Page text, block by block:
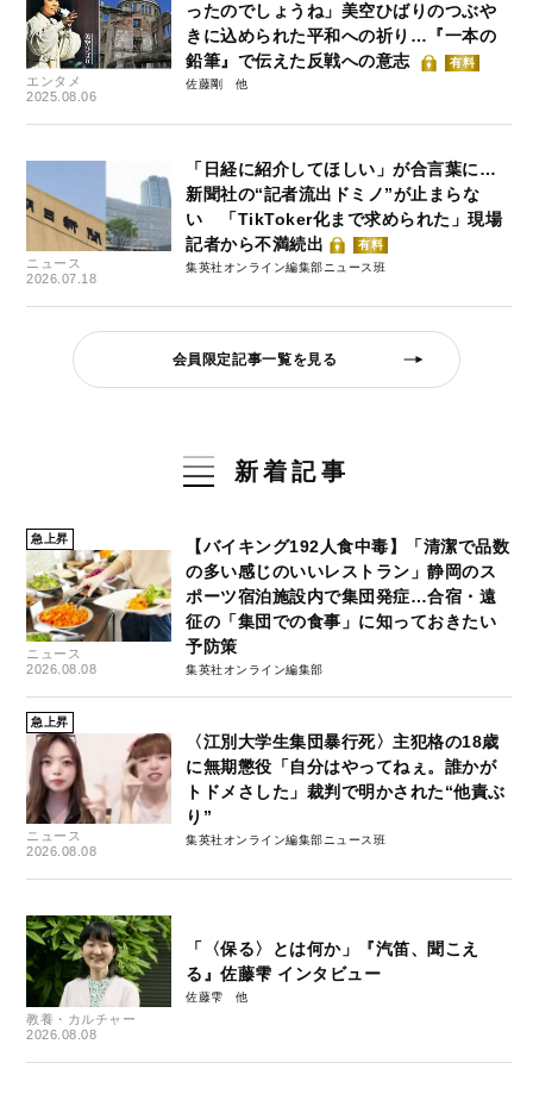
エンタメ
2025.08.06
ったのでしょうね」美空ひばりのつぶや
きに込められた平和への祈り…『一本の
鉛筆』で伝えた反戦への意志
有料
佐藤剛
ニュース
2026.07.18
「日経に紹介してほしい」が合言葉に…
新聞社の“記者流出ドミノ”が止まらな
い 「TikToker化まで求められた」現場
記者から不満続出
有料
集英社オンライン編集部ニュース班
会員限定記事一覧を見る
新着記事
急上昇
ニュース
2026.08.08
【バイキング192人食中毒】「清潔で品数
の多い感じのいいレストラン」静岡のス
ポーツ宿泊施設内で集団発症…合宿・遠
征の「集団での食事」に知っておきたい
予防策
集英社オンライン編集部
急上昇
ニュース
2026.08.08
〈江別大学生集団暴行死〉主犯格の18歳
に無期懲役「自分はやってねぇ。誰かが
トドメさした」裁判で明かされた“他責ぶ
り”
集英社オンライン編集部ニュース班
教養・カルチャー
2026.08.08
「〈保る〉とは何か」『汽笛、聞こえ
る』佐藤雫 インタビュー
佐藤雫